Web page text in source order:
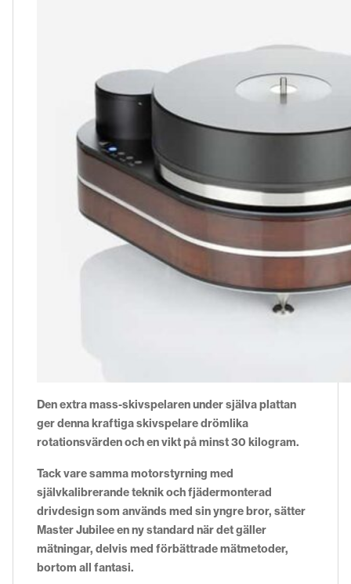
Den extra mass-skivspelaren under själva plattan
ger denna kraftiga skivspelare drömlika
rotationsvärden och en vikt på minst 30 kilogram.
Tack vare samma motorstyrning med
självkalibrerande teknik och fjädermonterad
drivdesign som används med sin yngre bror, sätter
Master Jubilee en ny standard när det gäller
mätningar, delvis med förbättrade mätmetoder,
bortom all fantasi.